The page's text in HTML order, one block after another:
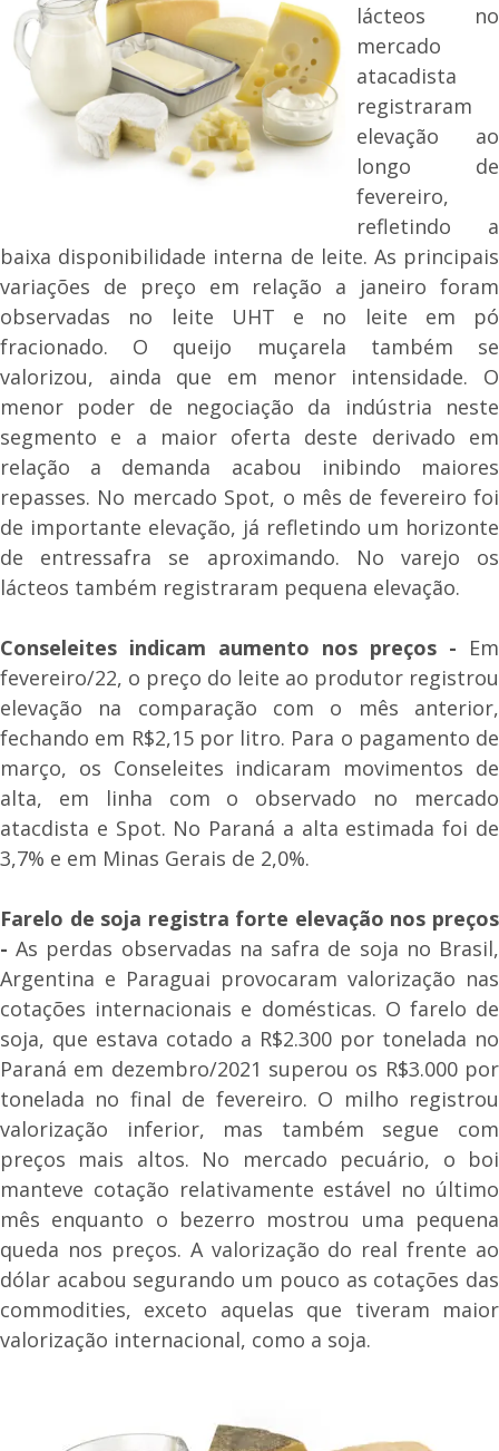
lácteos no
mercado
atacadista
registraram
elevação ao
longo de
fevereiro,
refletindo a
baixa disponibilidade interna de leite. As principais
variações de preço em relação a janeiro foram
observadas no leite UHT e no leite em pó
fracionado. O queijo muçarela também se
valorizou, ainda que em menor intensidade. O
menor poder de negociação da indústria neste
segmento e a maior oferta deste derivado em
relação a demanda acabou inibindo maiores
repasses. No mercado Spot, o mês de fevereiro foi
de importante elevação, já refletindo um horizonte
de entressafra se aproximando. No varejo os
lácteos também registraram pequena elevação.
Conseleites indicam aumento nos preços - Em
fevereiro/22, o preço do leite ao produtor registrou
elevação na comparação com o mês anterior,
fechando em R$2,15 por litro. Para o pagamento de
março, os Conseleites indicaram movimentos de
alta, em linha com o observado no mercado
atacdista e Spot. No Paraná a alta estimada foi de
3,7% e em Minas Gerais de 2,0%.
Farelo de soja registra forte elevação nos preços
-As perdas observadas na safra de soja no Brasil,
Argentina e Paraguai provocaram valorização nas
cotações internacionais e domésticas. O farelo de
soja, que estava cotado a R$2.300 por tonelada no
Paraná em dezembro/2021 superou os R$3.000 por
tonelada no final de fevereiro. O milho registrou
valorização inferior, mas também segue com
preços mais altos. No mercado pecuário, o boi
manteve cotação relativamente estável no último
mês enquanto o bezerro mostrou uma pequena
queda nos preços. A valorização do real frente ao
dólar acabou segurando um pouco as cotações das
commodities, exceto aquelas que tiveram maior
valorização internacional, como a soja.